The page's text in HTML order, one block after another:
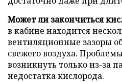
Может ли закончиться
в кабине находится
вентиляционные зазоры
свежего воздуха.
возникнуть только из-за
недостатка кислорода.